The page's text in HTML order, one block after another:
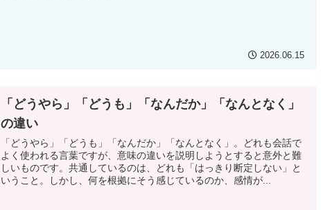
2026.06.15
「どうやら」「どうも」「なんだか」「なんとなく」
の違い
「どうやら」「どうも」「なんだか」「なんとなく」。どれも会話で
よく使われる言葉ですが、意味の違いを説明しようとすると意外と難
しいものです。共通しているのは、どれも「はっきり断定しない」と
いうこと。しかし、何を根拠にそう感じているのか、感情が...